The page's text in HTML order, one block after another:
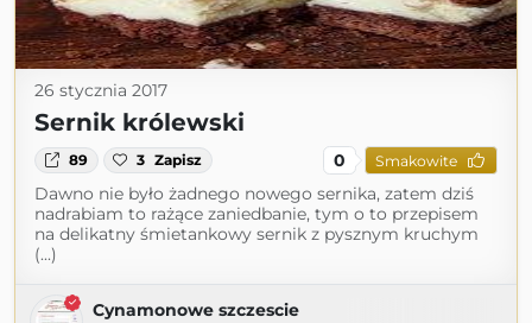
26 stycznia 2017
Sernik królewski
89 3 Zapisz 0 Smakowite
Dawno nie było żadnego nowego sernika, zatem dziś
nadrabiam to rażące zaniedbanie, tym o to przepisem
na delikatny śmietankowy sernik z pysznym kruchym
(...)
Cynamonowe szczescie